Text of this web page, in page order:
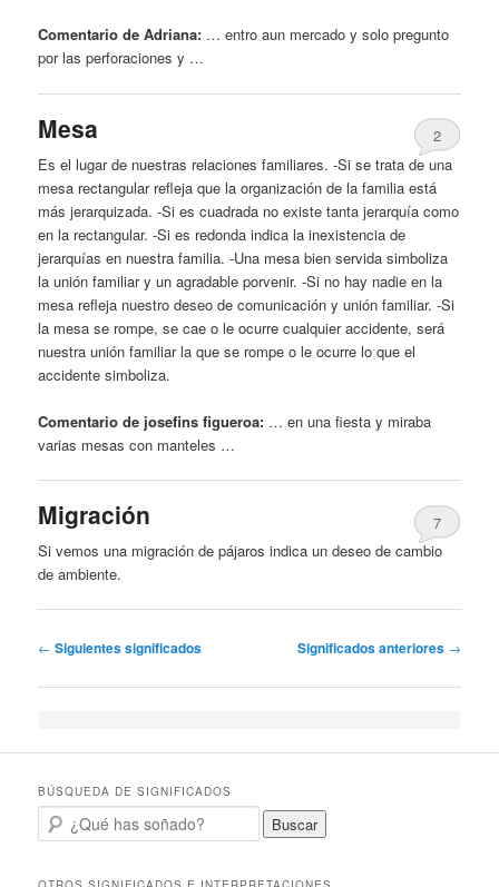
Comentario de Adriana: … entro aun mercadoy solo pregunto
por las perforacionesy …
Mesa
2
Es el lugar de nuestras relaciones familiares. -Si se trata de una
mesa rectangular refleja que la organización de la familia está
más jerarquizada. -Si es cuadrada no existe tanta jerarquía como
en la rectangular. -Si es redonda indica la inexistencia de
jerarquías en nuestra familia. -Una mesa bien servida simboliza
la unión familiary un agradable porvenir. -Si no hay nadie en la
mesa refleja nuestrodeseo de comunicacióny unión familiar. -Si
la mesa se rompe, se cae o le ocurre cualquier accidente, será
nuestra unión familiar la que se rompe o le ocurre lo que el
accidente simboliza.
Comentario de josefins figueroa: … en una fiestay miraba
varias mesas con manteles …
Migración
7
Si vemos una migración de pájaros indica undeseo de cambio
de ambiente.
← Siguientes significados Significados anteriores →
BÚSQUEDA DE SIGNIFICADOS
Buscar